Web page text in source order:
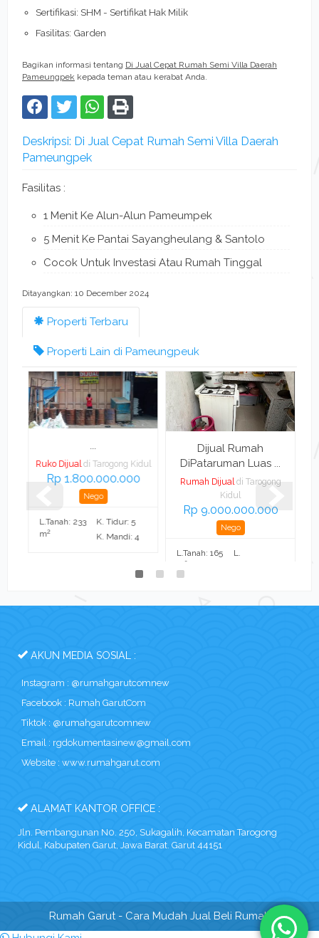
Sertifikasi: SHM - Sertifikat Hak Milik
Fasilitas: Garden
Bagikan informasi tentang Di Jual Cepat Rumah Semi Villa Daerah
Pameungpek kepada teman atau kerabat Anda.
Deskripsi: Di Jual Cepat Rumah Semi Villa Daerah
Pameungpek
Fasilitas :
1 Menit Ke Alun-Alun Pameumpek
5 Menit Ke Pantai Sayangheulang & Santolo
Cocok Untuk Investasi Atau Rumah Tinggal
Ditayangkan: 10 December 2024
Properti Terbaru
Properti Lain di Pameungpeuk
...
Ruko Dijual di Tarogong Kidul
Rp 1.800.000.000
Nego
L.Tanah: 233
m2
K. Tidur: 5
K. Mandi: 4
Dijual Rumah
DiPataruman Luas ...
Rumah Dijual di Tarogong
Kidul
Rp 9.000.000.000
Nego
L.Tanah: 165
2
L.
AKUN MEDIA SOSIAL :
Instagram : @rumahgarutcomnew
Facebook : Rumah GarutCom
Tiktok : @rumahgarutcomnew
Email : rgdokumentasinew@gmail.com
Website : www.rumahgarut.com
ALAMAT KANTOR OFFICE :
Jln. Pembangunan N0. 250, Sukagalih, Kecamatan Tarogong
Kidul, Kabupaten Garut, Jawa Barat. Garut 44151
Rumah Garut- Cara Mudah Jual Beli Rumah
Hubungi Kami